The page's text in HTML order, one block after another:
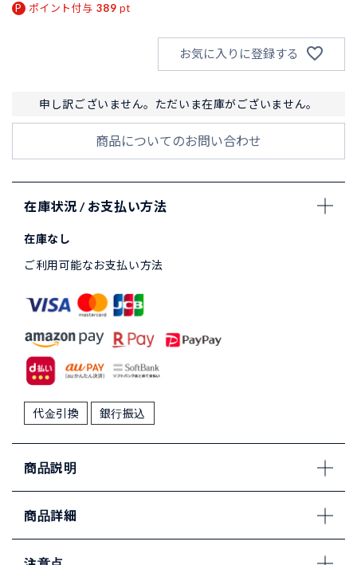
ポイント付与 389 pt
お気に入りに登録する
申し訳ございません。ただいま在庫がございません。
商品についてのお問い合わせ
在庫状況 / お支払い方法
在庫なし
ご利用可能なお支払い方法
代金引換 銀行振込
商品説明
商品詳細